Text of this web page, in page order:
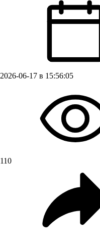
2026-06-17 в 15:56:05
110